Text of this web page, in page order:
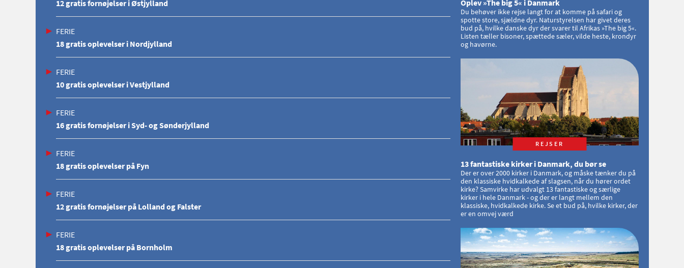
12 gratis fornøjelser i Østjylland
FERIE
18 gratis oplevelser i Nordjylland
FERIE
10 gratis oplevelser i Vestjylland
FERIE
16 gratis fornøjelser i Syd- og Sønderjylland
FERIE
18 gratis oplevelser på Fyn
FERIE
12 gratis fornøjelser på Lolland og Falster
FERIE
18 gratis oplevelser på Bornholm
Oplev »The big 5« i Danmark
Du behøver ikke rejse langt for at komme på safari og
spotte store, sjældne dyr. Naturstyrelsen har givet deres
bud på, hvilke danske dyr der svarer til Afrikas »The big 5«.
Listen tæller bisoner, spættede sæler, vilde heste, krondyr
og havørne.
REJSER
13 fantastiske kirker i Danmark, du bør se
Der er over 2000 kirker i Danmark, og måske tænker du på
den klassiske hvidkalkede af slagsen, når du hører ordet
kirke? Samvirke har udvalgt 13 fantastiske og særlige
kirker i hele Danmark - og der er langt mellem den
klassiske, hvidkalkede kirke. Se et bud på, hvilke kirker, der
er en omvej værd